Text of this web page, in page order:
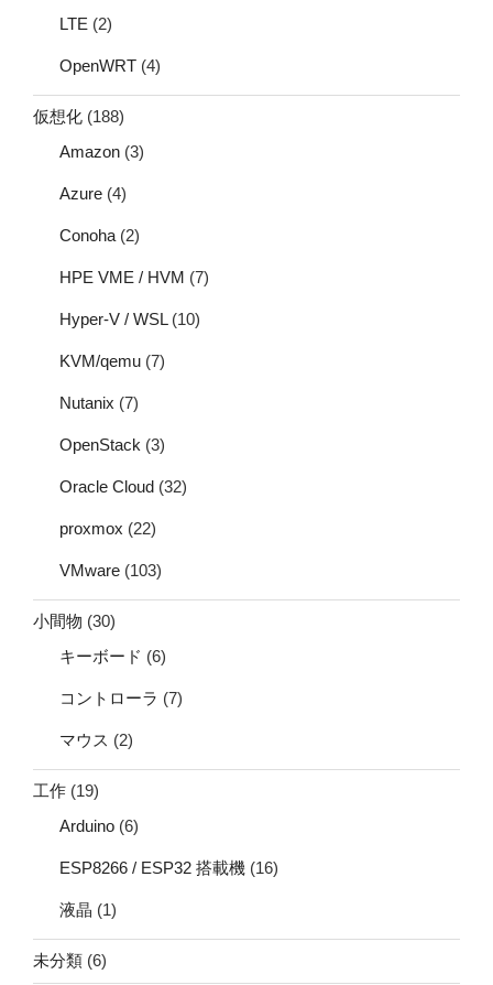
LTE (2)
OpenWRT (4)
仮想化 (188)
Amazon (3)
Azure (4)
Conoha (2)
HPE VME / HVM (7)
Hyper-V / WSL(10)
KVM/qemu (7)
Nutanix (7)
OpenStack (3)
Oracle Cloud (32)
proxmox (22)
VMware (103)
小間物 (30)
キーボード (6)
コントローラ (7)
マウス (2)
工作 (19)
Arduino (6)
ESP8266 / ESP32 搭載機 (16)
液晶 (1)
未分類 (6)